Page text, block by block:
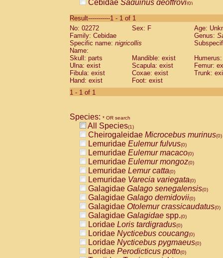
Cebidae Saguinus geoffroyi(0)
CebidaeSaguinus labiatus(0)
Cebidae Saguinus leucopus (0)
Cebidae
CebidaeSaguinus mystax
Cebidae Saguinus nigricollis (1)
Cebidae Saguinus oedipus
Cebidae Saguinus weddelli
Cebidae Saguinusspp.
Cebidae
CebidaeCebus capucinus
CebidaeCebus nigrivittatus
CebidaeCebus spp.(0)
CebidaeSaimiri boliviensis(0)
CebidaeSaimiri sciureus(0)
AtelidaeAlouatta caraya(0)
AtelidaeAlouatta fusca(0)
AtelidaeAlouatta seniculus(0)
AtelidaeAlouattaspp.(0)
AtelidaeAteles belzebuth(0)
AtelidaeAteles geoffroyi(0)
AtelidaeAteles paniscus(0)
AtelidaeAtelesspp.(0)
AtelidaeLagothrix lagothricha(0)
AtelidaeLagothrix lagothricha cana
PitheciidaeCacajao calvus
Result-----------1 - 1 of 1
No: 02272
Sex: F
Age:
Family: Cebidae
Genus:
Specific name: nigricollis
Name:
Skull: parts
Mandible: exist
Ulna: exist
Scapula: exist
Femur:
Fibula: exist
Coxae: exist
Trunk:
Hand: exist
Foot: exist
1 - 1 of 1
Species: * OR search
All Species(1)
Cheirogaleidae Microcebus murinus(0)
Lemuridae Eulemur fulvus(0)
Lemuridae Eulemur macaco(0)
Lemuridae Eulemur mongoz(0)
Lemuridae Lemur catta(0)
Lemuridae Varecia variegata(0)
Galagidae Galago senegalensis(0)
Galagidae Galago demidovii(0)
Galagidae Otolemur crassicaudatus(0)
Galagidae Galagidae spp.(0)
Loridae Loris tardigradus(0)
Loridae Nycticebus coucang(0)
Loridae Nycticebus pygmaeus(0)
Loridae Perodicticus potto(0)